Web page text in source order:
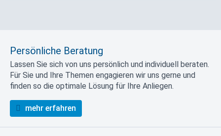
Persönliche Beratung
Lassen Sie sich von uns persönlich und individuell beraten.
Für Sie und Ihre Themen engagieren wir uns gerne und
finden so die optimale Lösung für Ihre Anliegen.
mehr erfahren